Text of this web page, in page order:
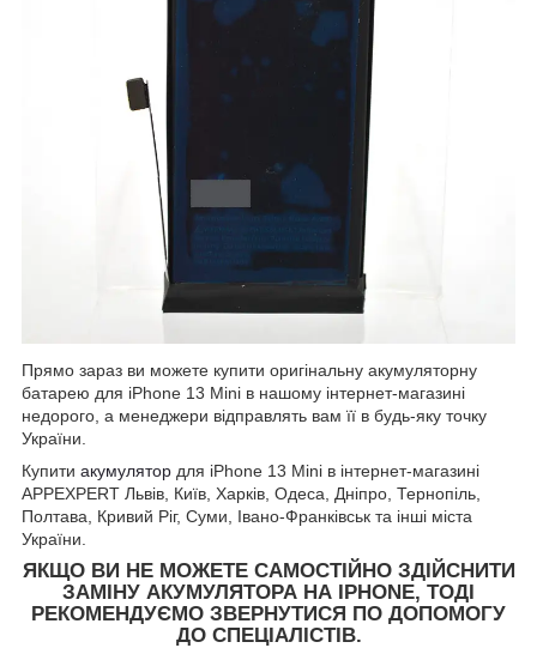
Прямо зараз ви можете купити оригінальну акумуляторну
батарею для iPhone 13 Mini в нашому інтернет-магазині
недорого, а менеджери відправлять вам її в будь-яку точку
України.
Купити акумулятор для iPhone 13 Mini в інтернет-магазині
APPEXPERT Львів, Київ, Харків, Одеса, Дніпро, Тернопіль,
Полтава, Кривий Ріг, Суми, Івано-Франківськ та інші міста
України.
ЯКЩО ВИ НЕ МОЖЕТЕ САМОСТІЙНО ЗДІЙСНИТИ
ЗАМІНУ АКУМУЛЯТОРА НА IPHONE, ТОДІ
РЕКОМЕНДУЄМО ЗВЕРНУТИСЯ ПО ДОПОМОГУ
ДО СПЕЦІАЛІСТІВ.